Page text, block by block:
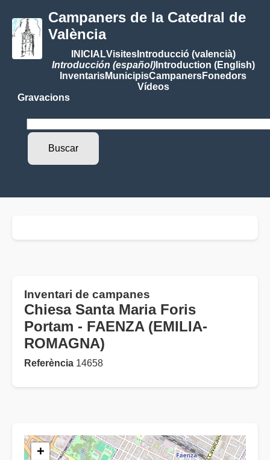
Campaners de la Catedral de
València
INICIALVisitesIntroducció (valencià)
Introducción (español)Introduction (English)
InventarisMunicipisCampanersFonedors
Vídeos
Gravacions
Inventari de campanes
Chiesa Santa Maria Foris
Portam - FAENZA (EMILIA-
ROMAGNA)
Referència 14658
+